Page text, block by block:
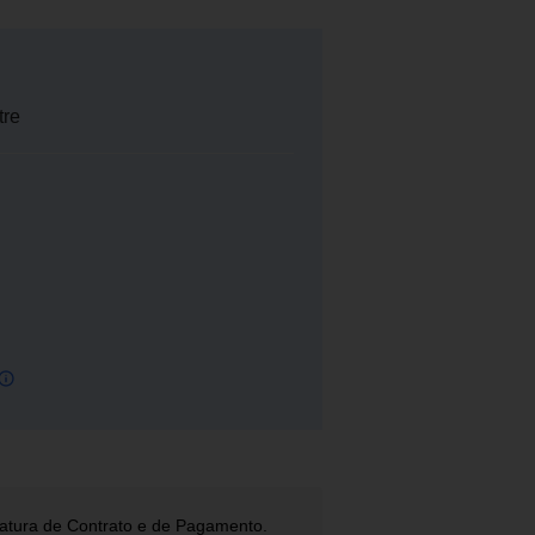
de Contrato e de Pagamento.